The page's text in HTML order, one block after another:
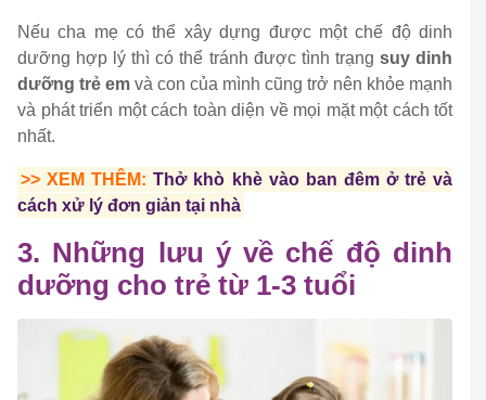
Nếu cha mẹ có thể xây dựng được một chế độ dinh
dưỡng hợp lý thì có thể tránh được tình trạng suy dinh
dưỡng trẻ em và con của mình cũng trở nên khỏe mạnh
và phát triển một cách toàn diện về mọi mặt một cách tốt
nhất.
>> XEM THÊM:Thở khò khè vào ban đêm ở trẻ và
cách xử lý đơn giản tại nhà
3. Những lưu ý về chế độ dinh
dưỡng cho trẻ từ 1-3 tuổi